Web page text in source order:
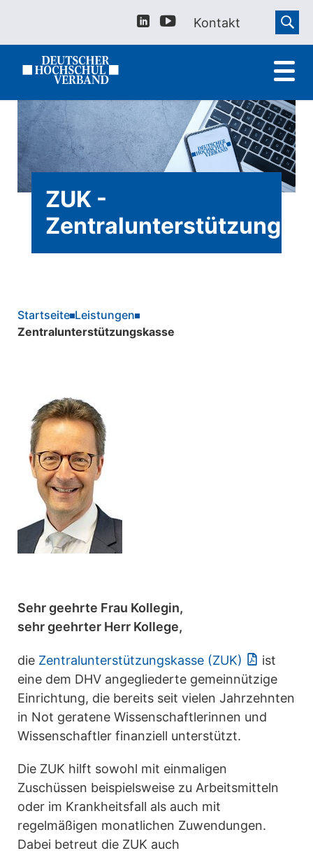
Kontakt
ZUK -
Startseite Leistungen
Zentralunterstützungskasse
Sehr geehrte Frau Kollegin,
sehr geehrter Herr Kollege,
die Zentralunterstützungskasse (ZUK)
ist
eine dem DHV angegliederte gemeinnützige
Einrichtung, die bereits seit vielen Jahrzehnten
in Not geratene Wissenschaftlerinnen und
Wissenschaftler finanziell unterstützt.
Die ZUK hilft sowohl mit einmaligen
Zuschüssen beispielsweise zu Arbeitsmitteln
oder im Krankheitsfall als auch mit
regelmäßigen monatlichen Zuwendungen.
Dabei betreut die ZUK auch